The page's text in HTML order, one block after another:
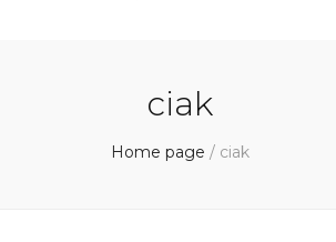
ciak
Home page / ciak